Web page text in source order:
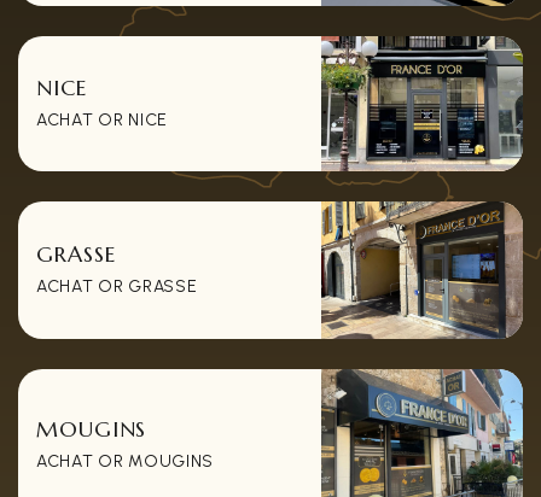
NICE
ACHAT OR NICE
GRASSE
ACHAT OR GRASSE
MOUGINS
ACHAT OR MOUGINS